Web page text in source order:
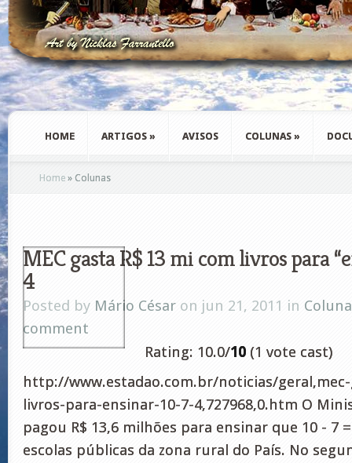
HOME ARTIGOS » AVISOS COLUNAS »
Home » Colunas
MEC gasta R$ 13 mi com livros para
4
Posted by Mário César on jun 21, 2011 in
comment
Rating: 10.0/10 (1 vote cast)
http://www.estadao.com.br/noticias/
livros-para-ensinar-10-7-4,727968,0.htm O
pagou R$ 13,6 milhões para ensinar que 10 - 7
escolas públicas da zona rural do País. No